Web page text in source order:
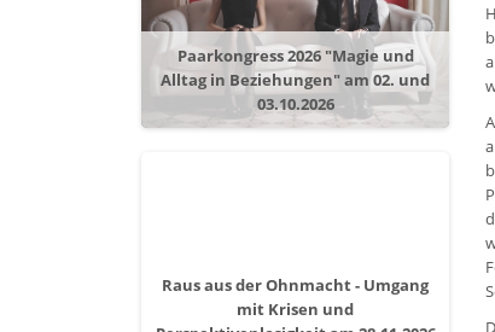
Paarkongress 2026 "Magie und
Alltag in Beziehungen" am 02. und
03.10.2026
Raus aus der Ohnmacht - Umgang
mit Krisen und